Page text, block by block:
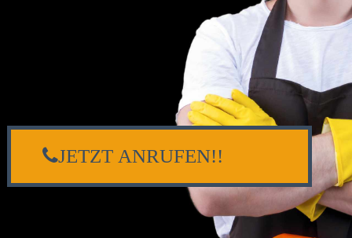
JETZT ANRUFEN!!